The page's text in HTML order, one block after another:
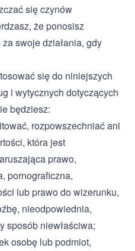
się czynów
że ponosisz
swoje działania, gdy
się do niniejszych
i wytycznych dotyczących
będziesz:
rozpowszechniać ani
która jest
prawo,
pornograficzna,
lub prawo do wizerunku,
nieodpowiednia,
sposób niewłaściwa;
osobę lub podmiot,